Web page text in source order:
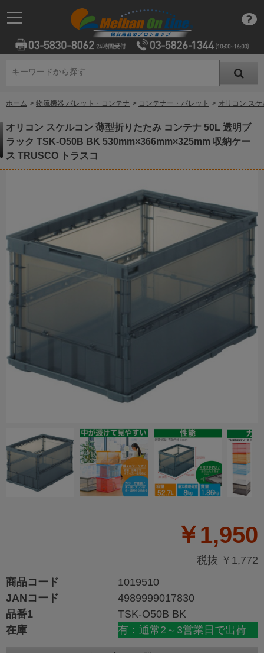
キーワードから探す
キーワードから探す
ホーム > 物流機器 パレット・コンテナ > コンテナー・パレット > オリコン ス
オリコン スケルコン 薄型折りたたみ コンテナ 50L 透明ブ
ラック TSK-O50B BK 530mm×366mm×325mm 収納ケー
ス TRUSCO トラスコ
￥1,950
税抜 ￥1,772
商品コード
1019510
JANコード
4989999017830
品番1
TSK-O50B BK
在庫
有：通常2～3営業日で出荷